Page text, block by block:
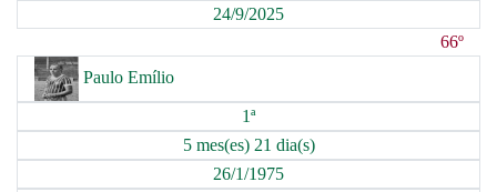
24/9/2025
66º
Paulo Emílio
1ª
5 mes(es) 21 dia(s)
26/1/1975